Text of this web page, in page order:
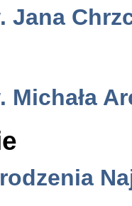
Jana
Michała